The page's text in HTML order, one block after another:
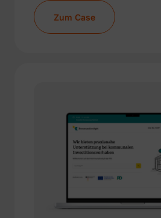
Zum Case